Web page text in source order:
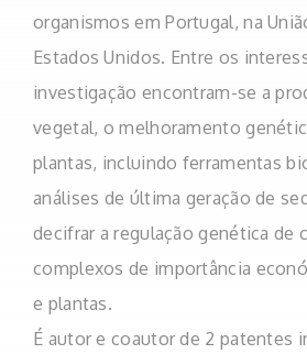
organismos em Portugal, na
Estados Unidos. Entre os
investigação encontram-se a
vegetal, o melhoramento
plantas, incluindo ferramentas
análises de última geração de
decifrar a regulação genética de
complexos de importância
e plantas.
É autor e coautor de 2 patentes